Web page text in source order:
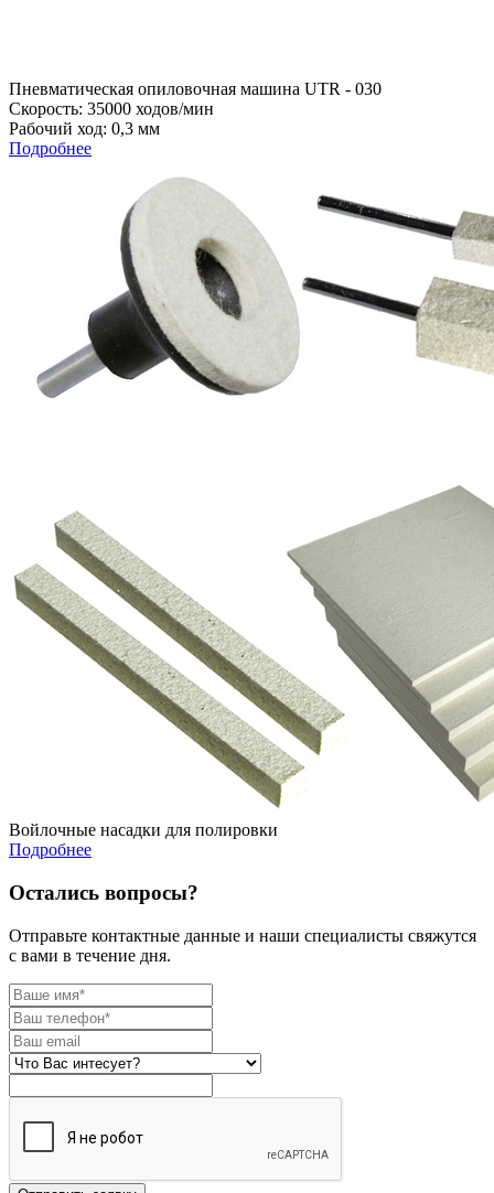
Пневматическая опиловочная машина UTR - 030
Скорость: 35000 ходов/мин
Рабочий ход: 0,3 мм
Подробнее
Войлочные насадки для полировки
Подробнее
Остались вопросы?
Отправьте контактные данные и наши специалисты свяжутся
с вами в течение дня.